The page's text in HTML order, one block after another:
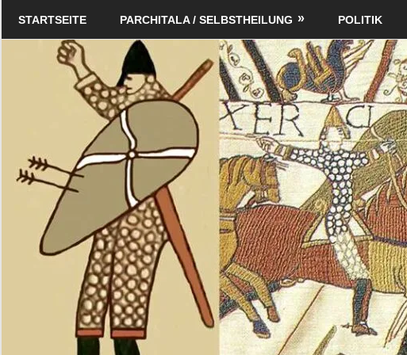
Schildverlag
STARTSEITE PARCHITALA / SELBSTHEILUNG POLITIK